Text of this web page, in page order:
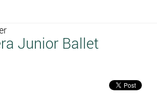
Junior Ballet